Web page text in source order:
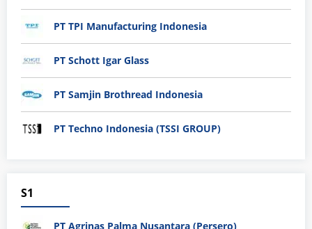
PT TPI Manufacturing Indonesia
PT Schott Igar Glass
PT Samjin Brothread Indonesia
PT Techno Indonesia (TSSI GROUP)
S1
PT Agrinas Palma Nusantara (Persero)